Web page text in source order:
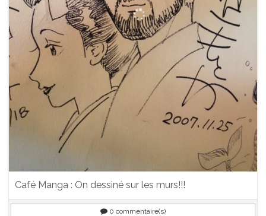
Café Manga : On dessiné sur les murs!!!
0 commentaire(s)